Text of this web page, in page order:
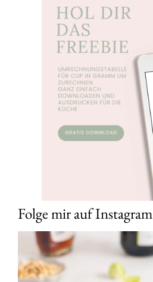
Folge mir auf Instagram